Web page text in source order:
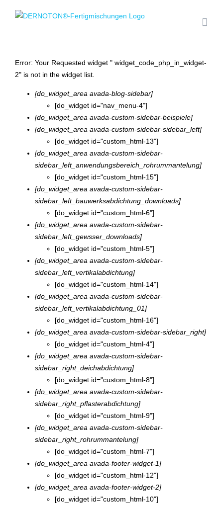
Inhalt
Error: Your Requested widget " widget_code_php_in_widget-
2" is not in the widget list.
[do_widget_area avada-blog-sidebar]
[do_widget id="nav_menu-4"]
[do_widget_area avada-custom-sidebar-beispiele]
[do_widget_area avada-custom-sidebar-sidebar_left]
[do_widget id="custom_html-13"]
[do_widget_area avada-custom-sidebar-
sidebar_left_anwendungsbereich_rohrummantelung]
[do_widget id="custom_html-15"]
[do_widget_area avada-custom-sidebar-
sidebar_left_bauwerksabdichtung_downloads]
[do_widget id="custom_html-6"]
[do_widget_area avada-custom-sidebar-
sidebar_left_gewsser_downloads]
[do_widget id="custom_html-5"]
[do_widget_area avada-custom-sidebar-
sidebar_left_vertikalabdichtung]
[do_widget id="custom_html-14"]
[do_widget_area avada-custom-sidebar-
sidebar_left_vertikalabdichtung_01]
[do_widget id="custom_html-16"]
[do_widget_area avada-custom-sidebar-sidebar_right]
[do_widget id="custom_html-4"]
[do_widget_area avada-custom-sidebar-
sidebar_right_deichabdichtung]
[do_widget id="custom_html-8"]
[do_widget_area avada-custom-sidebar-
sidebar_right_pflasterabdichtung]
[do_widget id="custom_html-9"]
[do_widget_area avada-custom-sidebar-
sidebar_right_rohrummantelung]
[do_widget id="custom_html-7"]
[do_widget_area avada-footer-widget-1]
[do_widget id="custom_html-12"]
[do_widget_area avada-footer-widget-2]
[do_widget id="custom_html-10"]